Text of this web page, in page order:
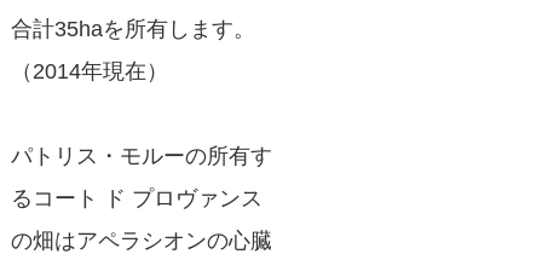
合計35haを所有します。
（2014年現在）
パトリス・モルーの所有す
るコート ド プロヴァンス
の畑はアペラシオンの心臓